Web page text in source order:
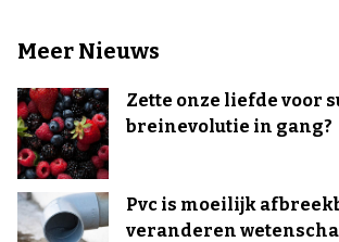
Meer Nieuws
Zette onze liefde voor
breinevolutie in gang?
Pvc is moeilijk
veranderen